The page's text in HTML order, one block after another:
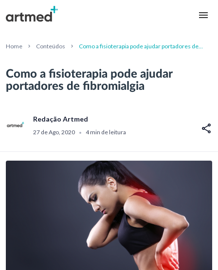
Home Conteúdos
Como a fisioterapia pode ajudar portadores de
Como a fisioterapia pode ajudar
portadores de fibromialgia
Redação Artmed
27 de Ago, 2020 • 4 min de leitura